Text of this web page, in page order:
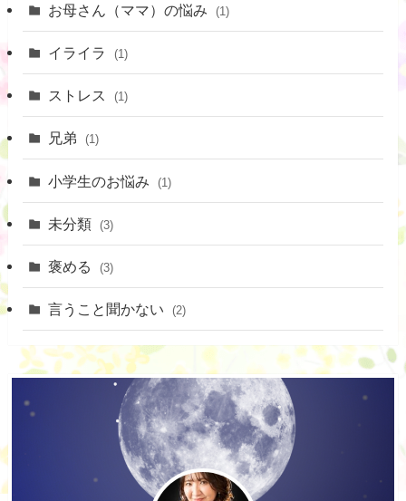
お母さん（ママ）の悩み (1)
イライラ (1)
ストレス (1)
兄弟 (1)
小学生のお悩み (1)
未分類 (3)
褒める (3)
言うこと聞かない (2)